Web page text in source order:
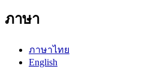
ภาษา
ภาษาไทย
English